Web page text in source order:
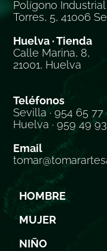
Polígono
Torres, 5, 41006
Huelva · Tienda
Calle Marina, 8,
21001, Huelva
Teléfonos
Sevilla · 954 65 77
Huelva · 959 49
Email
HOMBRE
MUJER
NIÑO